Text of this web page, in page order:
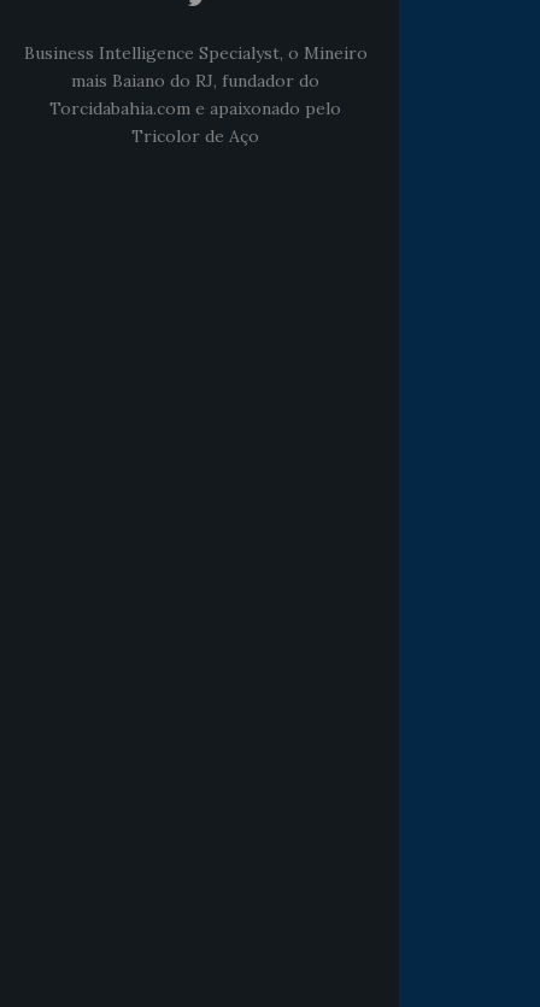
Business Intelligence Specialyst, o Mineiro
mais Baiano do RJ, fundador do
Torcidabahia.com e apaixonado pelo
Tricolor de Aço